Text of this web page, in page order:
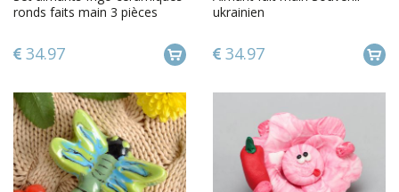
ronds faits main 3 pièces
34.97
ukrainien
34.97